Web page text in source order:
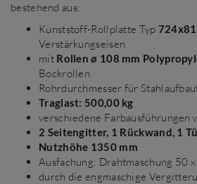
bestehend aus:
Kunststoff-Rollplatte Typ
Verstärkungseisen
mit Rollen ø 108 mm
Bockrollen
Rohrdurchmesser für
Traglast: 500,00 kg
verschiedene Farbausführungen
2 Seitengitter, 1 Rückwand, 1
Nutzhöhe 1350 mm
Ausfachung: Drahtmaschung 50
durch die engmaschige